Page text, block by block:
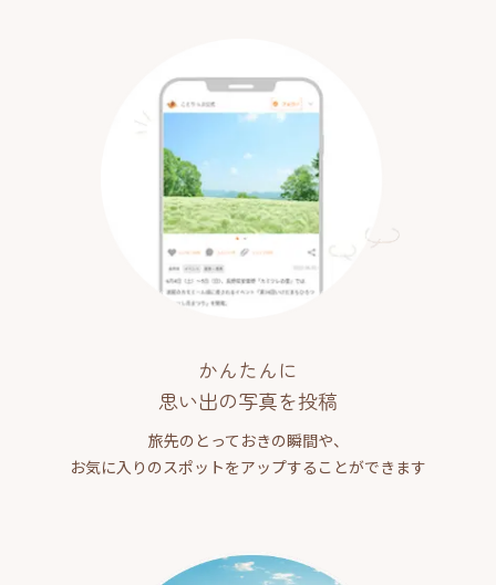
かんたんに
思い出の写真を投稿
旅先のとっておきの瞬間や、
お気に入りのスポットをアップすることができます